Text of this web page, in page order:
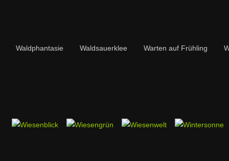
Waldphantasie Waldsauerklee Warten auf Frühling